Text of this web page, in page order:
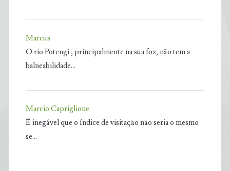
Marcus
O rio Potengi , principalmente na sua foz, não tem a
balneabilidade…
Marcio Capriglione
É inegável que o índice de visitação não seria o mesmo
se…